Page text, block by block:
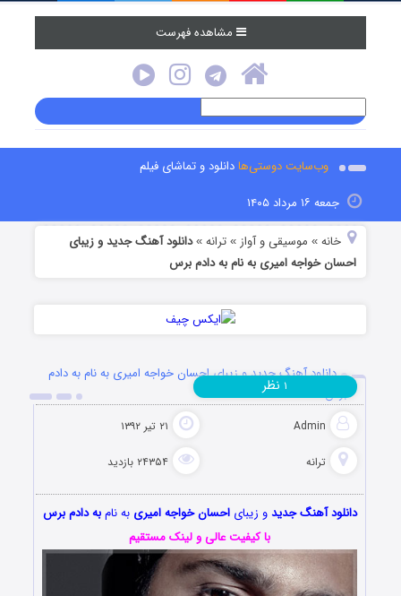
مشاهده فهرست
وب‌سایت دوستی‌هادانلود و تماشای فیلم
جمعه ۱۶ مرداد ۱۴۰۵
خانه » موسیقی و آواز »ترانه »دانلود آهنگ جديد و زیبای
احسان خواجه امیری به نام به دادم برس
دانلود آهنگ جديد و زیبای احسان خواجه امیری به نام به دادم
برس
Admin ۲۱ تیر ۱۳۹۲
ترانه ۲۴۳۵۴ بازدید
۱ نظر
دانلود آهنگ جديدو زیبایاحسان خواجه امیری به نامبه دادم برس
با کیفیت عالی و لینک مستقیم